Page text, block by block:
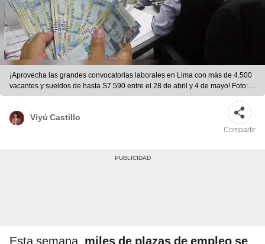
¡Aprovecha las grandes convocatorias laborales en Lima con más de 4.500
vacantes y sueldos de hasta S7.590 entre el 28 de abril y 4 de mayo! Foto:
Composición LR/Andina
Viyú Castillo
Compartir
Esta semana, miles de plazas de empleo se